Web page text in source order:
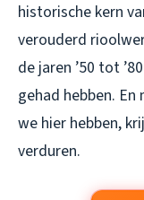
historische kern
verouderd
de jaren ’50 tot
gehad hebben.
we hier hebben,
verduren.